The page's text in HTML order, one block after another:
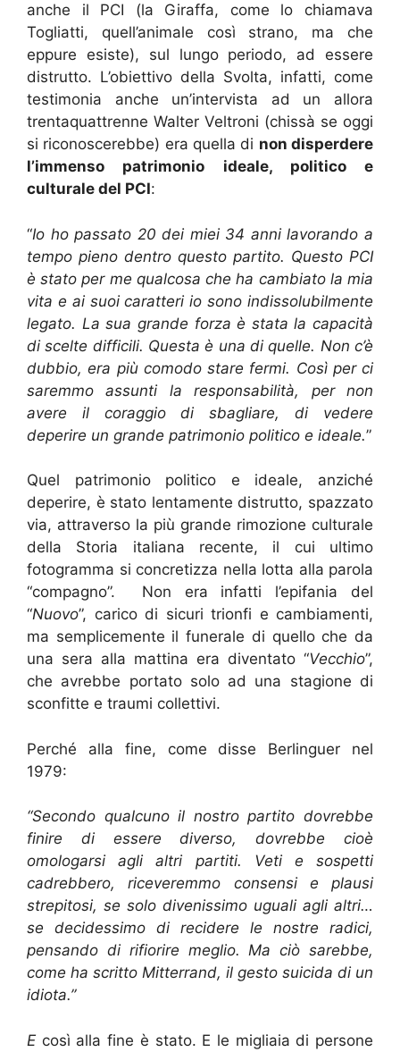
anche il PCI (la Giraffa, come lo chiamava
Togliatti, quell’animale così strano, ma che
eppure esiste), sul lungo periodo, ad essere
distrutto. L’obiettivo della Svolta, infatti, come
testimonia anche un’intervista ad un allora
trentaquattrenne Walter Veltroni (chissà se oggi
si riconoscerebbe) era quella di non disperdere
l’immenso patrimonio ideale, politico e
culturale del PCI:
“Io ho passato 20 dei miei 34 anni lavorando a
tempo pieno dentro questo partito. Questo PCI
è stato per me qualcosa che ha cambiato la mia
vita e ai suoi caratteri io sono indissolubilmente
legato. La sua grande forza è stata la capacità
di scelte difficili. Questa è una di quelle. Non c’è
dubbio, era più comodo stare fermi. Così per ci
saremmo assunti la responsabilità, per non
avere il coraggio di sbagliare, di vedere
deperire un grande patrimonio politico e ideale.”
Quel patrimonio politico e ideale, anziché
deperire, è stato lentamente distrutto, spazzato
via, attraverso la più grande rimozione culturale
della Storia italiana recente, il cui ultimo
fotogramma si concretizza nella lotta alla parola
“compagno”. Non era infatti l’epifania del
“Nuovo”, carico di sicuri trionfi e cambiamenti,
ma semplicemente il funerale di quello che da
una sera alla mattina era diventato “Vecchio”,
che avrebbe portato solo ad una stagione di
sconfitte e traumi collettivi.
Perché alla fine, come disse Berlinguer nel
1979:
“Secondo qualcuno il nostro partito dovrebbe
finire di essere diverso, dovrebbe cioè
omologarsi agli altri partiti. Veti e sospetti
cadrebbero, riceveremmo consensi e plausi
strepitosi, se solo divenissimo uguali agli altri…
se decidessimo di recidere le nostre radici,
pensando di rifiorire meglio. Ma ciò sarebbe,
come ha scritto Mitterrand, il gesto suicida di un
idiota.”
E così alla fine è stato. E le migliaia di persone